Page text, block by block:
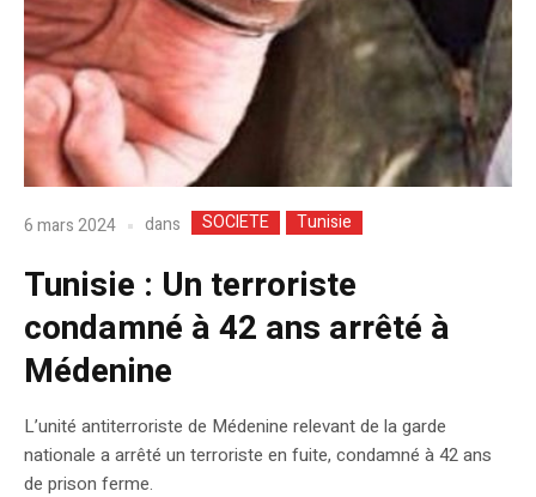
6 mars 2024 dans SOCIETE Tunisie
Tunisie : Un terroriste
condamné à 42 ans arrêté à
Médenine
L’unité antiterroriste de Médenine relevant de la garde
nationale a arrêté un terroriste en fuite, condamné à 42 ans
de prison ferme.